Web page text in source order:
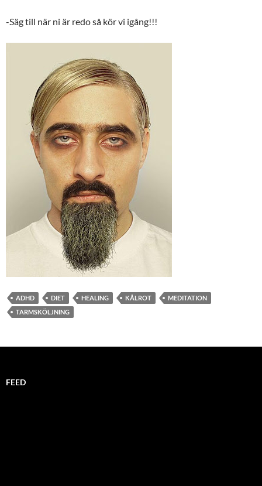
-Säg till när ni är redo så kör vi igång!!!
ADHD DIET HEALING KÅLROT
MEDITATION
TARMSKÖLJNING
FEED